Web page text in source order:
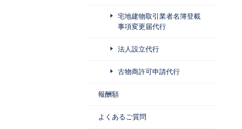
宅地建物取引業者名簿登載
事項変更届代行
法人設立代行
古物商許可申請代行
報酬額
よくあるご質問